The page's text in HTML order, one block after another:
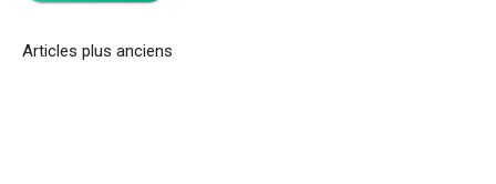
NAVIGATION
Articles plus anciens